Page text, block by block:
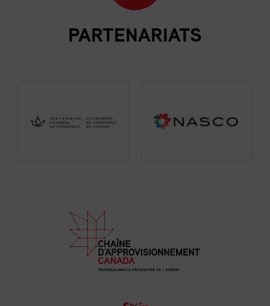
PARTENARIATS